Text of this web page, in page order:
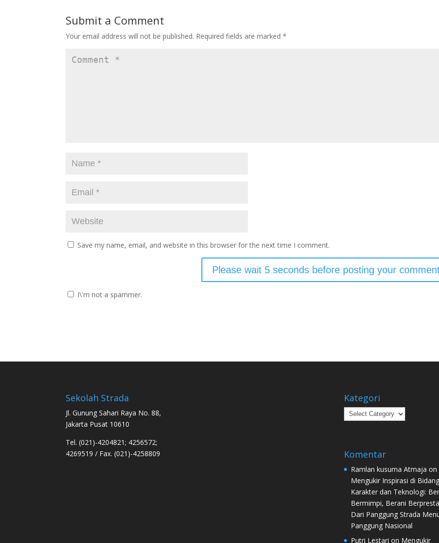
Submit a Comment
Your email address will not be published. Required fields are marked*
Save my name, email, and website in this browser for the next time I comment.
I\'m not a spammer.
Sekolah Strada
Jl. Gunung Sahari Raya No. 88,
Jakarta Pusat 10610
Tel. (021)-4204821; 4256572;
4269519 / Fax. (021)-4258809
Kategori
Kategori
Komentar
Ramlan kusuma Atmaja on
Mengukir Inspirasi di Bidang
Karakter dan Teknologi:
Bermimpi, Berani
Dari Panggung Strada
Panggung Nasional
Putri Lestari on Mengukir